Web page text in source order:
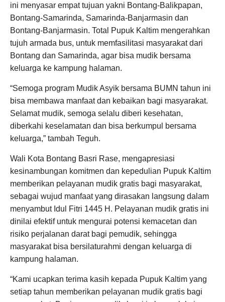
ini menyasar empat tujuan yakni Bontang-Balikpapan,
Bontang-Samarinda, Samarinda-Banjarmasin dan
Bontang-Banjarmasin. Total Pupuk Kaltim mengerahkan
tujuh armada bus, untuk memfasilitasi masyarakat dari
Bontang dan Samarinda, agar bisa mudik bersama
keluarga ke kampung halaman.
“Semoga program Mudik Asyik bersama BUMN tahun ini
bisa membawa manfaat dan kebaikan bagi masyarakat.
Selamat mudik, semoga selalu diberi kesehatan,
diberkahi keselamatan dan bisa berkumpul bersama
keluarga,” tambah Teguh.
Wali Kota Bontang Basri Rase, mengapresiasi
kesinambungan komitmen dan kepedulian Pupuk Kaltim
memberikan pelayanan mudik gratis bagi masyarakat,
sebagai wujud manfaat yang dirasakan langsung dalam
menyambut Idul Fitri 1445 H. Pelayanan mudik gratis ini
dinilai efektif untuk mengurai potensi kemacetan dan
risiko perjalanan darat bagi pemudik, sehingga
masyarakat bisa bersilaturahmi dengan keluarga di
kampung halaman.
“Kami ucapkan terima kasih kepada Pupuk Kaltim yang
setiap tahun memberikan pelayanan mudik gratis bagi